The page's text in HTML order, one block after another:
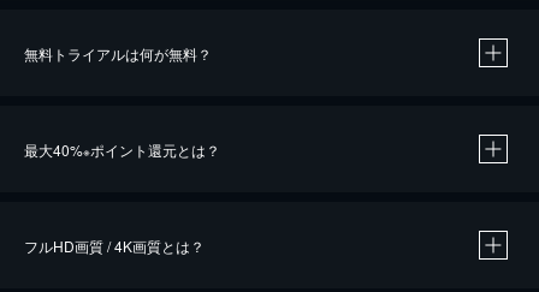
無料トライアルは何が無料？
最大40%※ポイント還元とは？
フルHD画質 / 4K画質とは？